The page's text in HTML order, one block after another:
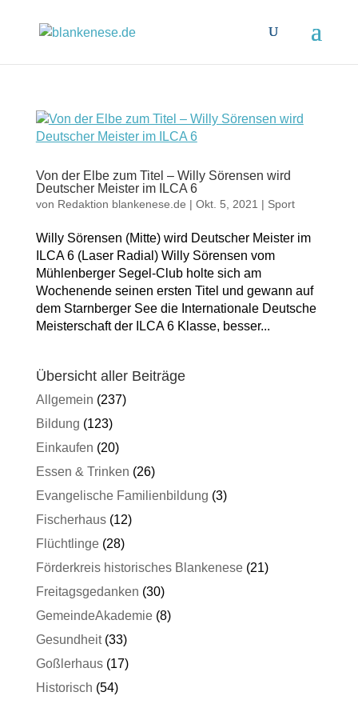
Von der Elbe zum Titel – Willy Sörensen wird
Deutscher Meister im ILCA 6
von Redaktion blankenese.de | Okt. 5, 2021 | Sport
Willy Sörensen (Mitte) wird Deutscher Meister im
ILCA 6 (Laser Radial) Willy Sörensen vom
Mühlenberger Segel-Club holte sich am
Wochenende seinen ersten Titel und gewann auf
dem Starnberger See die Internationale Deutsche
Meisterschaft der ILCA 6 Klasse, besser...
Übersicht aller Beiträge
Allgemein (237)
Bildung (123)
Einkaufen (20)
Essen & Trinken (26)
Evangelische Familienbildung (3)
Fischerhaus(12)
Flüchtlinge(28)
Förderkreis historisches Blankenese(21)
Freitagsgedanken (30)
GemeindeAkademie(8)
Gesundheit(33)
Goßlerhaus(17)
Historisch (54)